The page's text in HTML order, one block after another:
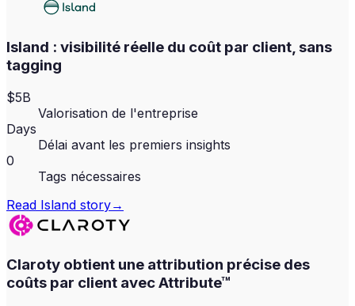
Island : visibilité réelle du coût par client, sans
tagging
$5B
Valorisation de l'entreprise
Days
Délai avant les premiers insights
0
Tags nécessaires
Read Island story→
Claroty obtient une attribution précise des
coûts par client avec Attribute™